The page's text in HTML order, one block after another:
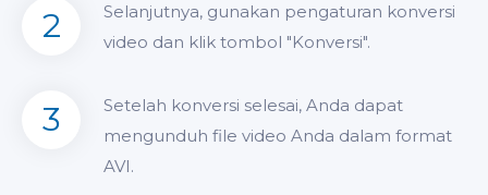
2
Selanjutnya, gunakan pengaturan konversi
video dan klik tombol "Konversi".
3
Setelah konversi selesai, Anda dapat
mengunduh file video Anda dalam format
AVI.